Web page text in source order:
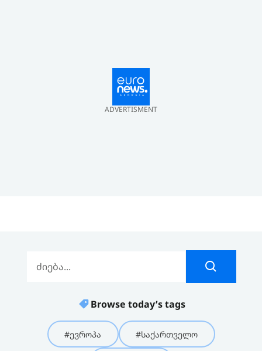
ADVERTISMENT
Browse today’s tags
#ევროპა #საქართველო